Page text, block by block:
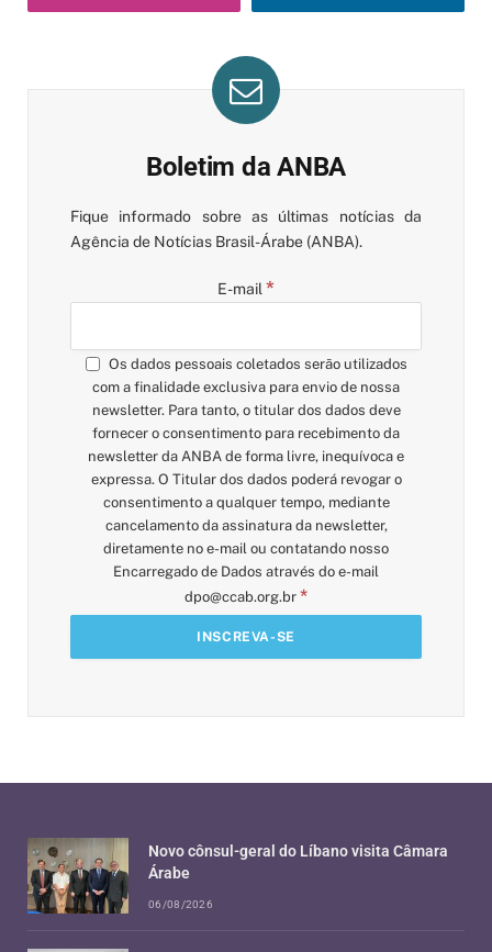
Boletim da ANBA
Fique informado sobre as últimas notícias da
Agência de Notícias Brasil-Árabe (ANBA).
E-mail*
Os dados pessoais coletados serão utilizados
com a finalidade exclusiva para envio de nossa
newsletter. Para tanto, o titular dos dados deve
fornecer o consentimento para recebimento da
newsletter da ANBA de forma livre, inequívoca e
expressa. O Titular dos dados poderá revogar o
consentimento a qualquer tempo, mediante
cancelamento da assinatura da newsletter,
diretamente no e-mail ou contatando nosso
Encarregado de Dados através do e-mail
dpo@ccab.org.br *
Novo cônsul-geral do Líbano visita Câmara
Árabe
06/08/2026